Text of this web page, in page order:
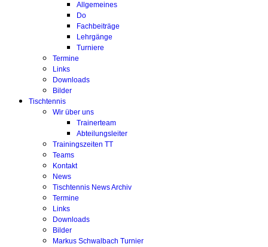
Allgemeines
Do
Fachbeiträge
Lehrgänge
Turniere
Termine
Links
Downloads
Bilder
Tischtennis
Wir über uns
Trainerteam
Abteilungsleiter
Trainingszeiten TT
Teams
Kontakt
News
Tischtennis News Archiv
Termine
Links
Downloads
Bilder
Markus Schwalbach Turnier